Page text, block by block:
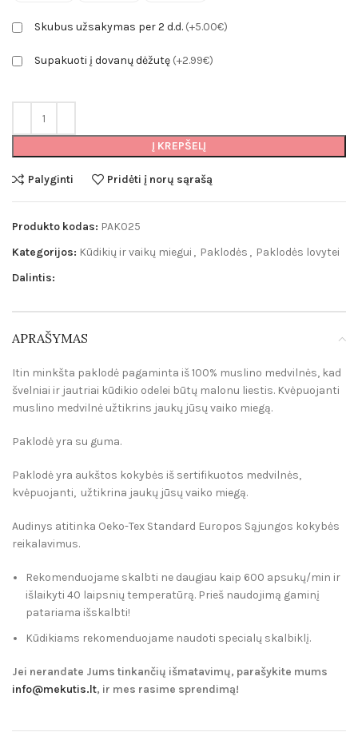
Skubus užsakymas per 2 d.d. (+5.00€)
Supakuoti į dovanų dėžutę (+2.99€)
Į KREPŠELĮ
Palyginti Pridėti į norų sąrašą
Produkto kodas: PAK025
Kategorijos: Kūdikių ir vaikų miegui , Paklodės , Paklodės lovytei
Dalintis:
APRAŠYMAS
Itin minkšta paklodė pagaminta iš 100% muslino medvilnės, kad
švelniai ir jautriai kūdikio odelei būtų malonu liestis. Kvėpuojanti
muslino medvilnė užtikrins jaukų jūsų vaiko miegą.
Paklodė yra su guma.
Paklodė yra aukštos kokybės iš sertifikuotos medvilnės,
kvėpuojanti, užtikrina jaukų jūsų vaiko miegą.
Audinys atitinka Oeko-Tex Standard Europos Sąjungos kokybės
reikalavimus.
Rekomenduojame skalbti ne daugiau kaip 600 apsukų/min ir
išlaikyti 40 laipsnių temperatūrą. Prieš naudojimą gaminį
patariama išskalbti!
Kūdikiams rekomenduojame naudoti specialų skalbiklį.
Jei nerandate Jums tinkančių išmatavimų, parašykite mums
info@mekutis.lt, ir mes rasime sprendimą!